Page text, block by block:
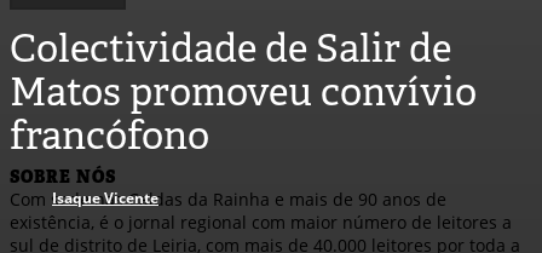
Colectividade de Salir de
Matos promoveu convívio
francófono
Isaque Vicente
SOBRE NÓS
Com sede nas Caldas da Rainha e mais de 90 anos de
existência, é o jornal regional com maior número de leitores a
sul de distrito de Leiria, com mais de 40.000 leitores por toda a